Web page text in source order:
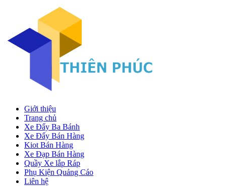
Giới thiệu
Trang chủ
Xe Đẩy Ba Bánh
Xe Đẩy Bán Hàng
Kiot Bán Hàng
Xe Đạp Bán Hàng
Quầy Xe lắp Ráp
Phụ Kiện Quảng Cáo
Liên hệ